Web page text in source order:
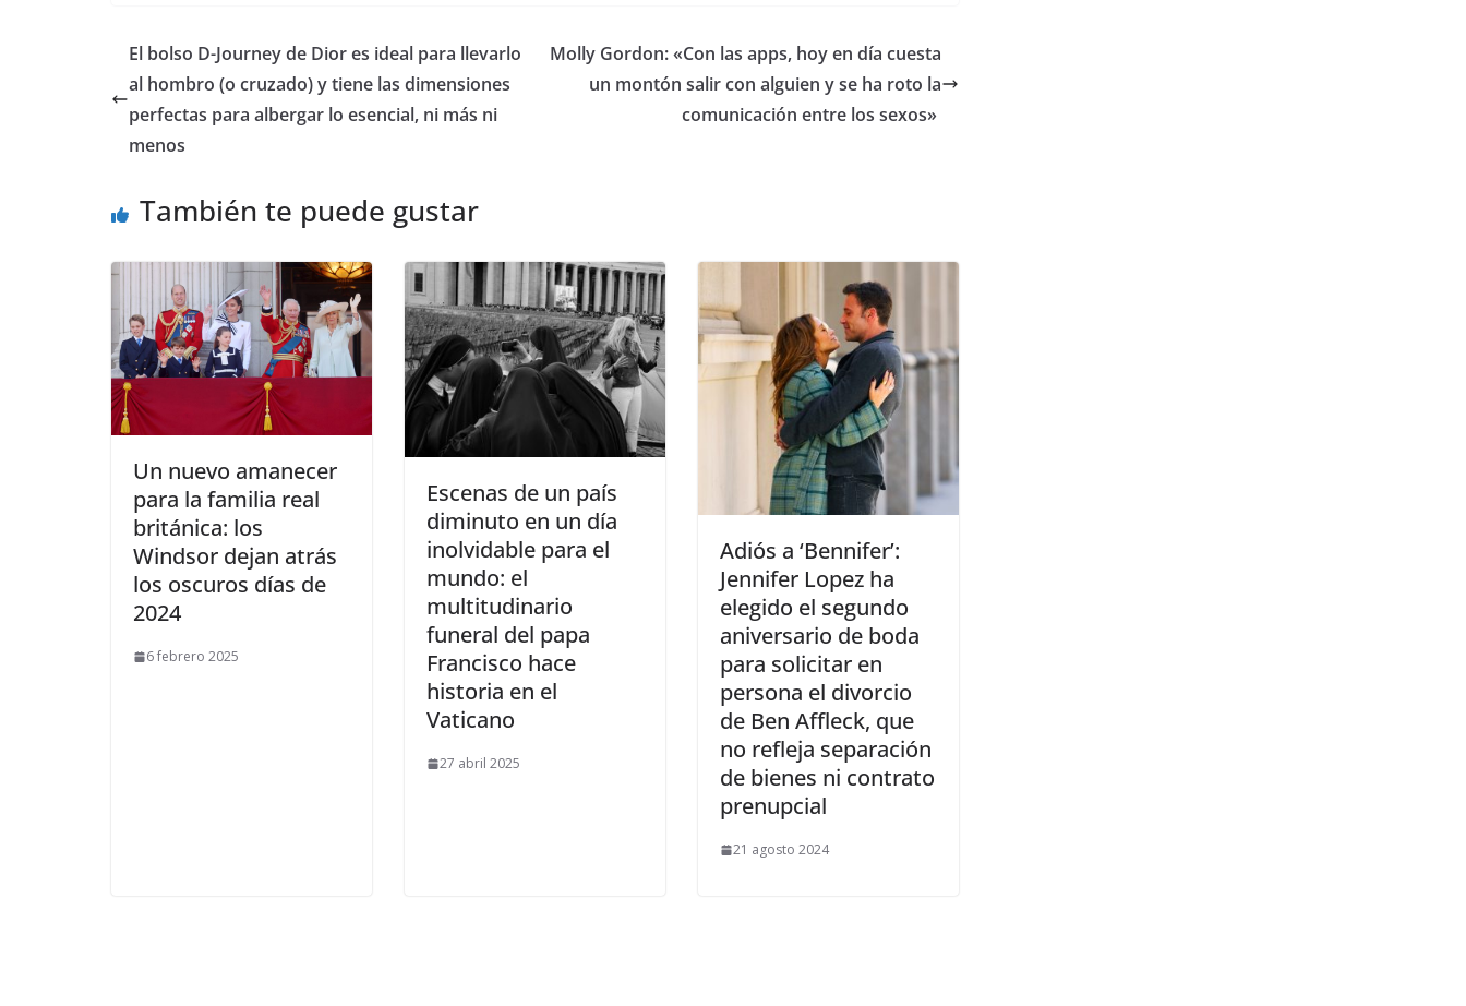
​El bolso D-Journey de Dior es ideal para llevarlo
al hombro (o cruzado) y tiene las dimensiones
perfectas para albergar lo esencial, ni más ni
menos
​Molly Gordon: «Con las apps, hoy en día cuesta
un montón salir con alguien y se ha roto la
comunicación entre los sexos»
También te puede gustar
​Un nuevo amanecer
para la familia real
británica: los
Windsor dejan atrás
los oscuros días de
2024
6 febrero 2025
​Escenas de un país
diminuto en un día
inolvidable para el
mundo: el
multitudinario
funeral del papa
Francisco hace
historia en el
Vaticano
27 abril 2025
​Adiós a ‘Bennifer’:
Jennifer Lopez ha
elegido el segundo
aniversario de boda
para solicitar en
persona el divorcio
de Ben Affleck, que
no refleja separación
de bienes ni contrato
prenupcial
21 agosto 2024